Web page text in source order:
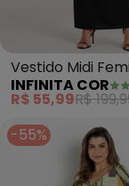
Vestido Midi
Ribana (Preto)
INFINITA COR
R$ 55,99R$
-55%